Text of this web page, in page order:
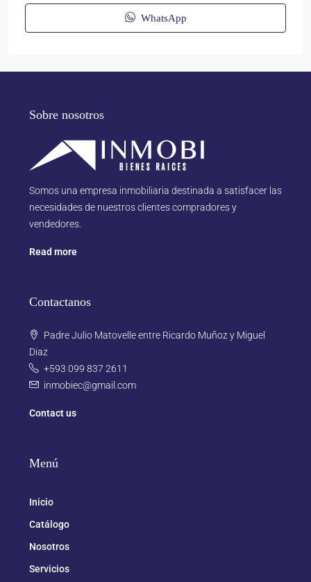
WhatsApp
Sobre nosotros
Somos una empresa inmobiliaria destinada a satisfacer las
necesidades de nuestros clientes compradores y
vendedores.
Read more
Contactanos
Padre Julio Matovelle entre Ricardo Muñoz y Miguel
Diaz
+593 099 837 2611
inmobiec@gmail.com
Contact us
Menú
Inicio
Catálogo
Nosotros
Servicios